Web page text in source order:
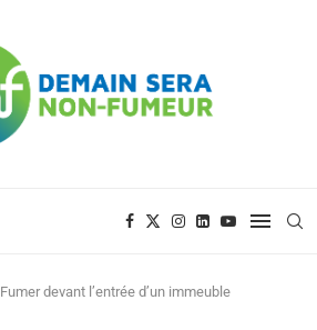
Fumer devant l’entrée d’un immeuble